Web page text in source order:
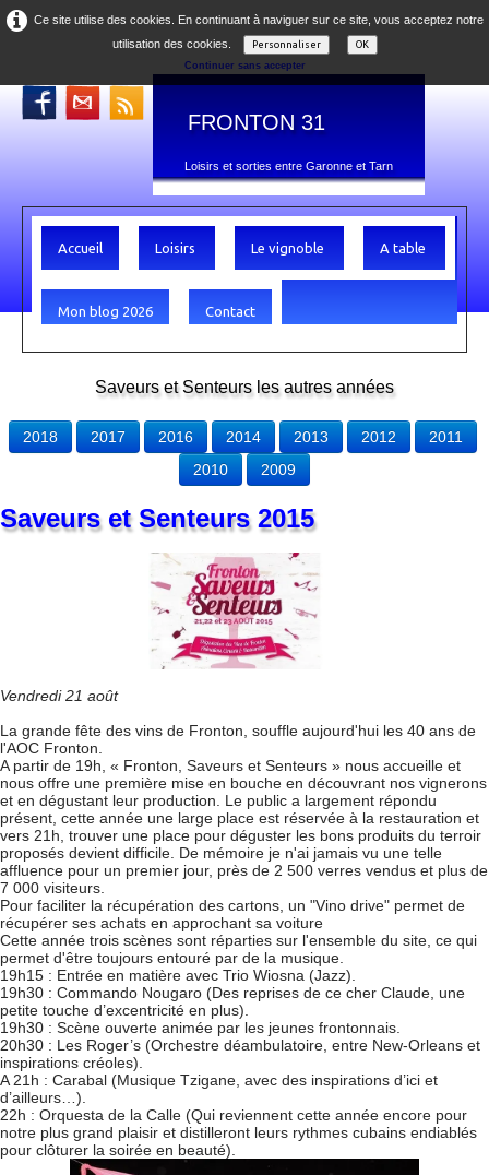
Ce site utilise des cookies. En continuant à naviguer sur ce site, vous acceptez notre
utilisation des cookies.
Personnaliser
OK
Continuer sans accepter
FRONTON 31
Loisirs et sorties entre Garonne et Tarn
Accueil Loisirs Le vignoble A table
Mon blog 2026 Contact
Saveurs et Senteurs les autres années
2018 2017 2016 2014 2013 2012
2011
2010
2009
Saveurs et Senteurs 2015
Vendredi 21 août
La grande fête des vins de Fronton, souffle aujourd'hui les 40 ans de
l'AOC Fronton.
A partir de 19h, « Fronton, Saveurs et Senteurs » nous accueille et
nous offre une première mise en bouche en découvrant nos vignerons
et en dégustant leur production. Le public a largement répondu
présent, cette année une large place est réservée à la restauration et
vers 21h, trouver une place pour déguster les bons produits du terroir
proposés devient difficile. De mémoire je n'ai jamais vu une telle
affluence pour un premier jour, près de 2 500 verres vendus et plus de
7 000 visiteurs.
Pour faciliter la récupération des cartons, un "Vino drive" permet de
récupérer ses achats en approchant sa voiture
Cette année trois scènes sont réparties sur l'ensemble du site, ce qui
permet d'être toujours entouré par de la musique.
19h15 : Entrée en matière avec Trio Wiosna (Jazz).
19h30 : Commando Nougaro (Des reprises de ce cher Claude, une
petite touche d’excentricité en plus).
19h30 : Scène ouverte animée par les jeunes frontonnais.
20h30 : Les Roger’s (Orchestre déambulatoire, entre New-Orleans et
inspirations créoles).
A 21h : Carabal (Musique Tzigane, avec des inspirations d’ici et
d’ailleurs…).
22h : Orquesta de la Calle (Qui reviennent cette année encore pour
notre plus grand plaisir et distilleront leurs rythmes cubains endiablés
pour clôturer la soirée en beauté).